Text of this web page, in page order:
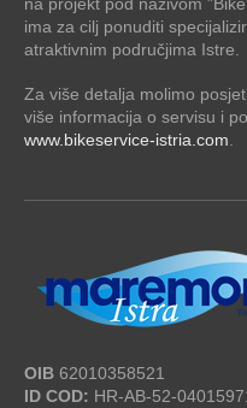
ima za cilj ponuditi
atraktivnim područjima Istre.
Za više detalja molimo
više informacija o servisu i
www.bikeservice-istria.com
OIB 62010358521
ID COD: HR-AB-52-